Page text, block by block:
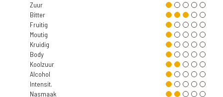
Zuur
Bitter
Fruitig
Moutig
Kruidig
Body
Koolzuur
Alcohol
Intensit.
Nasmaak